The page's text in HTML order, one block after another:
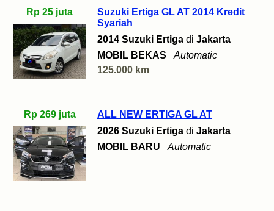
Rp 25 juta
Suzuki Ertiga GL AT 2014 Kredit
Syariah
2014 Suzuki Ertiga di Jakarta
MOBIL BEKAS
Automatic
125.000 km
Rp 269 juta
ALL NEW ERTIGA GL AT
2026 Suzuki Ertiga di Jakarta
MOBIL BARU
Automatic